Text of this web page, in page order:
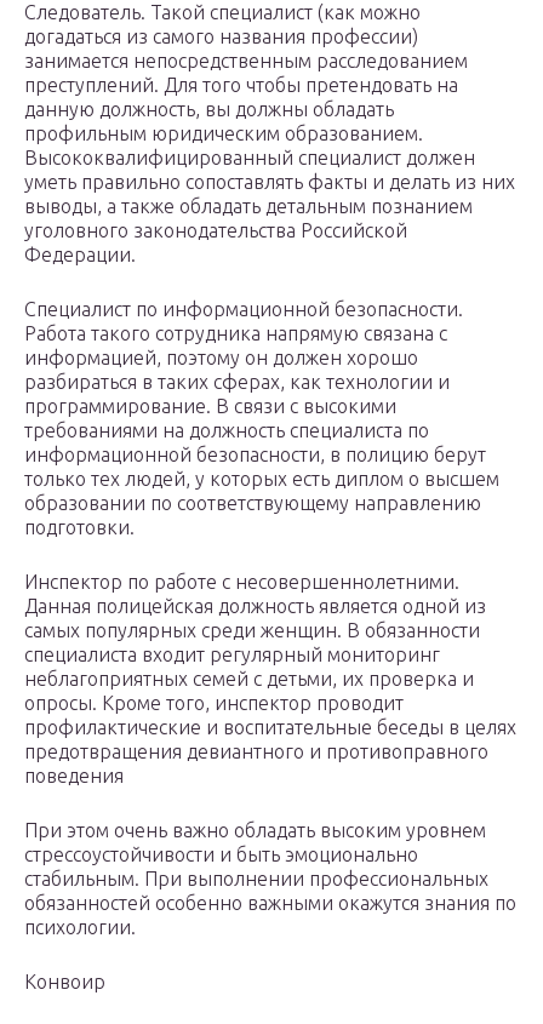
Следователь. Такой специалист (как можно
догадаться из самого названия профессии)
занимается непосредственным расследованием
преступлений. Для того чтобы претендовать на
данную должность, вы должны обладать
профильным юридическим образованием.
Высококвалифицированный специалист должен
уметь правильно сопоставлять факты и делать из них
выводы, а также обладать детальным познанием
уголовного законодательства Российской
Федерации.
Специалист по информационной безопасности.
Работа такого сотрудника напрямую связана с
информацией, поэтому он должен хорошо
разбираться в таких сферах, как технологии и
программирование. В связи с высокими
требованиями на должность специалиста по
информационной безопасности, в полицию берут
только тех людей, у которых есть диплом о высшем
образовании по соответствующему направлению
подготовки.
Инспектор по работе с несовершеннолетними.
Данная полицейская должность является одной из
самых популярных среди женщин. В обязанности
специалиста входит регулярный мониторинг
неблагоприятных семей с детьми, их проверка и
опросы. Кроме того, инспектор проводит
профилактические и воспитательные беседы в целях
предотвращения девиантного и противоправного
поведения
При этом очень важно обладать высоким уровнем
стрессоустойчивости и быть эмоционально
стабильным. При выполнении профессиональных
обязанностей особенно важными окажутся знания по
психологии.
Конвоир